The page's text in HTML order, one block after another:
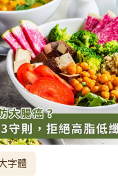
字體